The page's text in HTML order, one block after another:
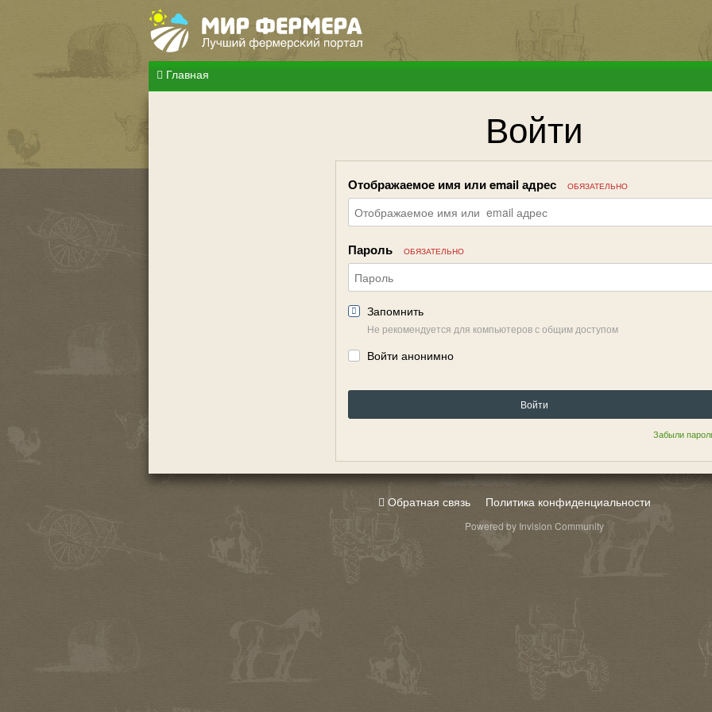
Главная
Войти
Отображаемое имя или email адрес ОБЯЗАТЕЛЬНО
Пароль ОБЯЗАТЕЛЬНО
Запомнить
Не рекомендуется для компьютеров с общим доступом
Войти анонимно
Войти
Забыли
Обратная связь Политика конфиденциальности
Powered by Invision Community